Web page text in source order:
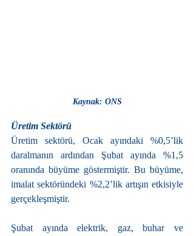
Kaynak: ONS
Üretim Sektörü
Üretim sektörü, Ocak ayındaki %0,5’lik
daralmanın ardından Şubat ayında %1,5
oranında büyüme göstermiştir. Bu büyüme,
imalat sektöründeki %2,2’lik artışın etkisiyle
gerçekleşmiştir.
Şubat ayında elektrik, gaz, buhar ve